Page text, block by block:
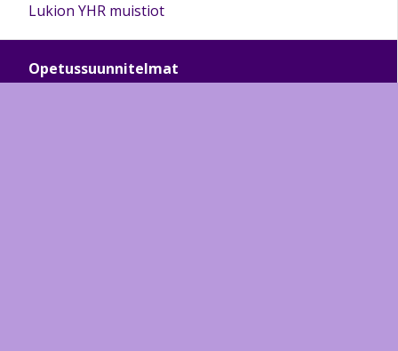
Lukion YHR muistiot
Opetussuunnitelmat